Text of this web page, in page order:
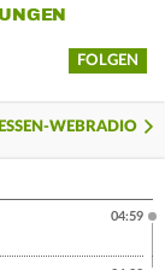
FOLGEN
WEBRADIO
04:59